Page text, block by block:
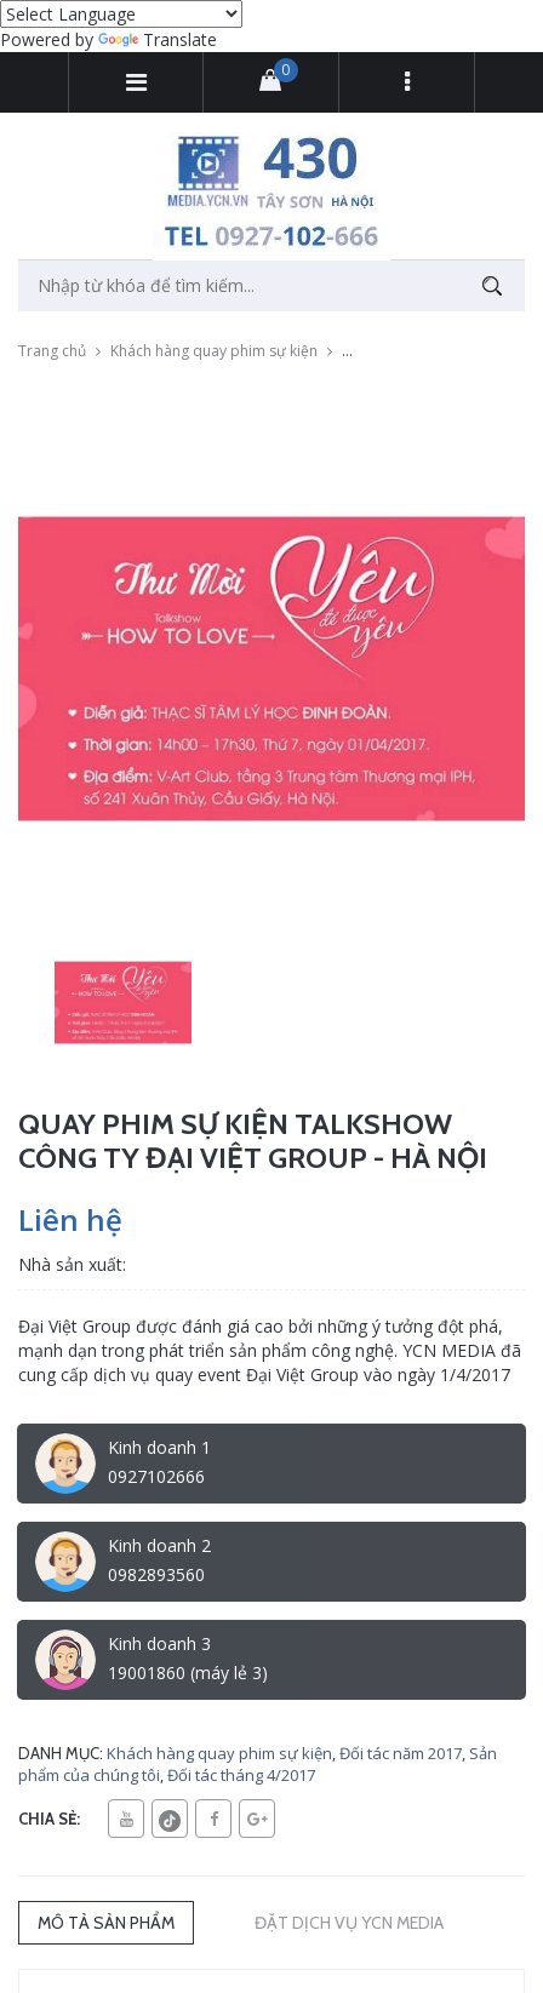
Powered by Translate
0
Trang chủ Khách hàng quay phim sự kiện Quay phim sự kiện talkshow
QUAY PHIM SỰ KIỆN TALKSHOW
CÔNG TY ĐẠI VIỆT GROUP - HÀ NỘI
Liên hệ
Nhà sản xuất:
Đại Việt Group được đánh giá cao bởi những ý tưởng đột phá,
mạnh dạn trong phát triển sản phẩm công nghệ. YCN MEDIA đã
cung cấp dịch vụ quay event Đại Việt Group vào ngày 1/4/2017
Kinh doanh 1
0927102666
Kinh doanh 2
0982893560
Kinh doanh 3
19001860 (máy lẻ 3)
DANH MỤC: Khách hàng quay phim sự kiện,Đối tác năm 2017, Sản
phẩm của chúng tôi,Đối tác tháng 4/2017
CHIA SẺ:
MÔ TẢ SẢN PHẨM ĐẶT DỊCH VỤ YCN MEDIA